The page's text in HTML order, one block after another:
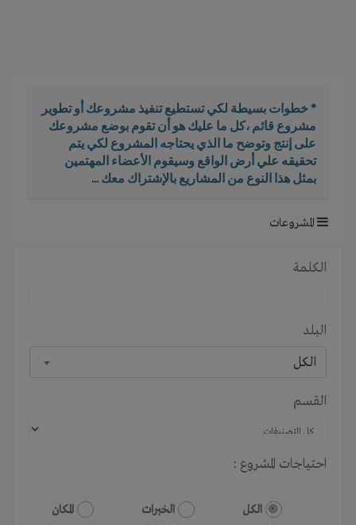
n
* خطوات بسيطة لكي تستطيع تنفيذ مشروعك أو تطوير
مشروع قائم ،كل ما عليك هو أن تقوم بوضع مشروعك
على إنتج وتوضح ما الذي يحتاجه المشروع لكي يتم
تحقيقه علي أرض الواقع وسيقوم الأعضاء المهتمين
بمثل هذا النوع من المشاريع بالإشتراك معك ...
المشروعات
الكلمة
البلد
الكل
القسم
احتياجات المشروع :
الكل الخبرات
المكان